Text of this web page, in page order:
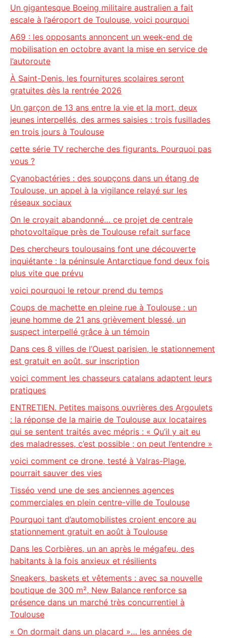
Un gigantesque Boeing militaire australien a fait
escale à l’aéroport de Toulouse, voici pourquoi
A69 : les opposants annoncent un week-end de
mobilisation en octobre avant la mise en service de
l’autoroute
À Saint-Denis, les fournitures scolaires seront
gratuites dès la rentrée 2026
Un garçon de 13 ans entre la vie et la mort, deux
jeunes interpellés, des armes saisies : trois fusillades
en trois jours à Toulouse
cette série TV recherche des figurants. Pourquoi pas
vous ?
Cyanobactéries : des soupçons dans un étang de
Toulouse, un appel à la vigilance relayé sur les
réseaux sociaux
On le croyait abandonné… ce projet de centrale
photovoltaïque près de Toulouse refait surface
Des chercheurs toulousains font une découverte
inquiétante : la péninsule Antarctique fond deux fois
plus vite que prévu
voici pourquoi le retour prend du temps
Coups de machette en pleine rue à Toulouse : un
jeune homme de 21 ans grièvement blessé, un
suspect interpellé grâce à un témoin
Dans ces 8 villes de l’Ouest parisien, le stationnement
est gratuit en août, sur inscription
voici comment les chasseurs catalans adaptent leurs
pratiques
ENTRETIEN. Petites maisons ouvrières des Argoulets
: la réponse de la mairie de Toulouse aux locataires
qui se sentent traités avec mépris : « Qu’il y ait eu
des maladresses, c’est possible ; on peut l’entendre »
voici comment ce drone, testé à Valras-Plage,
pourrait sauver des vies
Tisséo vend une de ses anciennes agences
commerciales en plein centre-ville de Toulouse
Pourquoi tant d’automobilistes croient encore au
stationnement gratuit en août à Toulouse
Dans les Corbières, un an après le mégafeu, des
habitants à la fois anxieux et résilients
Sneakers, baskets et vêtements : avec sa nouvelle
boutique de 300 m², New Balance renforce sa
présence dans un marché très concurrentiel à
Toulouse
« On dormait dans un placard »… les années de